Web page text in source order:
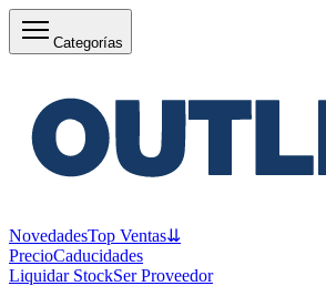
Categorías
NovedadesTop Ventas⇊
PrecioCaducidades
Liquidar StockSer Proveedor